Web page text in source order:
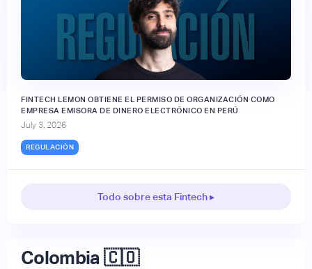
FINTECH LEMON OBTIENE EL PERMISO DE ORGANIZACIÓN COMO
EMPRESA EMISORA DE DINERO ELECTRÓNICO EN PERÚ
July 3, 2026
REGULACIÓN
Todo sobre esta Fintech ▸
Colombia 🇨🇴